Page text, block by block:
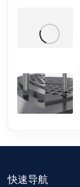
快速导航